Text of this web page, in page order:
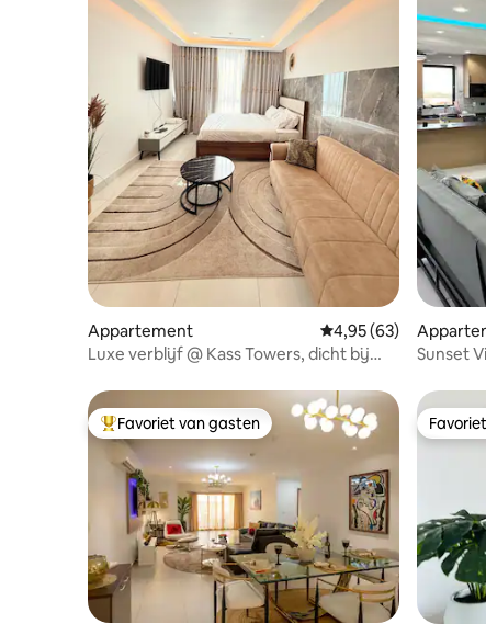
Appartement Gemiddelde
4,95 (63)
Luxe verblijf @ Kass Towers, dicht bij
Sunset
Topfavoriet van gasten
Favoriet van gasten